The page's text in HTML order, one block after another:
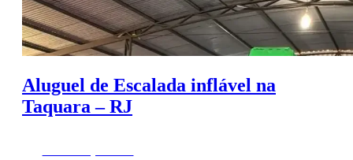
Aluguel de Escalada inflável na
Taquara – RJ